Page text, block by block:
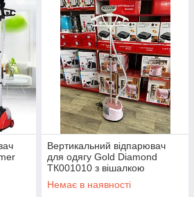
Вертикальний відпарювач
для одягу Gold Diamond
ТК001010 з вішалкою
стаціонарний парова праска
3000 Вт
Немає в наявності